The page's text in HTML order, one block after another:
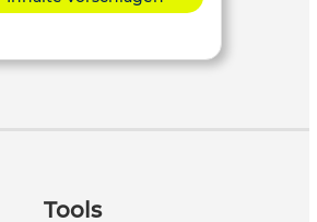
Tools